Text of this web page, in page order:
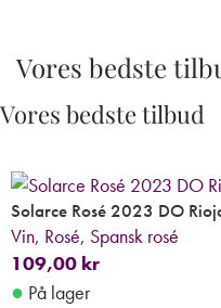
Vores bedste
Vores bedste tilbud
Solarce Rosé 2023 DO
Vin, Rosé, Spansk rosé
109,00 kr
● På lager